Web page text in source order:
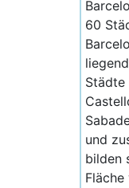
60
Städte
und
bilden
Fläche